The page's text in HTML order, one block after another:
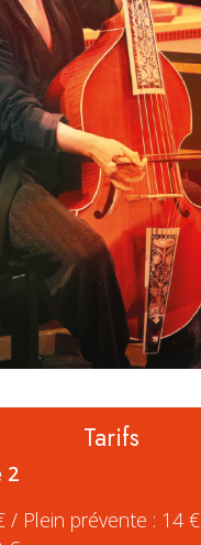
Tarifs
2
/ Plein prévente : 14 €